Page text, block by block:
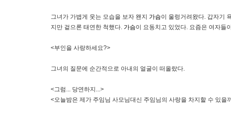
그녀가 가볍게 웃는 모습을 보자 왠지 가슴이 울렁거려왔다. 갑자기
지만 겉으론 태연한 척했다. 가슴이 요동치고 있었다. 요즘은 여자들
<부인을 사랑하세요?>
그녀의 질문에 순간적으로 아내의 얼굴이 떠올랐다.
<그럼... 당연하지...>
<오늘밤은 제가 주임님 사모님대신 주임님의 사랑을 차지할 수 있을